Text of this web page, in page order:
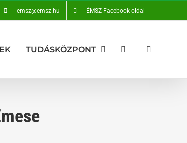
emsz@emsz.hu ÉMSZ Facebook oldal
TUDÁSKÖZPONT